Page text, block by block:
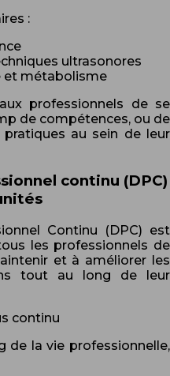
:
ultrasonores
et métabolisme
professionnels de se
de compétences, ou de
pratiques au sein de leur
continu (DPC)
Continu (DPC) est
les professionnels de
et à améliorer les
tout au long de leur
continu
de la vie professionnelle,